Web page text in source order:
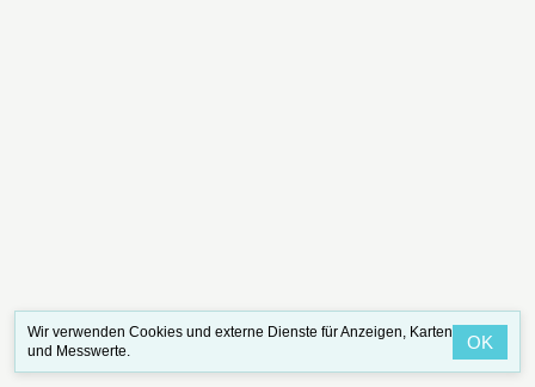
Wir verwenden Cookies und externe Dienste für Anzeigen, Karten
und Messwerte.
OK